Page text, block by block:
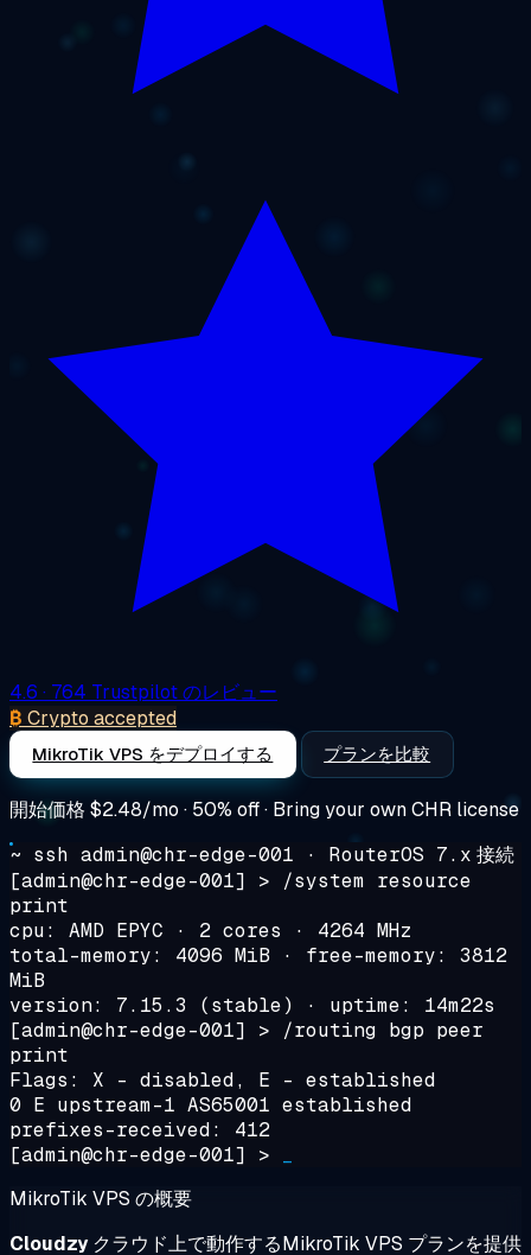
4.6 · 764 Trustpilot のレビュー
₿ Crypto accepted
MikroTik VPS をデプロイする プランを比較
開始価格 $2.48/mo · 50% off · Bring your own CHR license
~ ssh admin@chr-edge-001 · RouterOS 7.x 接続
[admin@chr-edge-001] >
/system resource
print
cpu: AMD EPYC · 2 cores · 4264 MHz
total-memory: 4096 MiB · free-memory: 3812
MiB
version: 7.15.3 (stable) · uptime: 14m22s
[admin@chr-edge-001] >
/routing bgp peer
print
Flags: X - disabled, E - established
0 E upstream-1 AS65001 established
prefixes-received: 412
[admin@chr-edge-001] >
MikroTik VPS の概要
Cloudzyクラウド上で動作するMikroTik VPS プランを提供